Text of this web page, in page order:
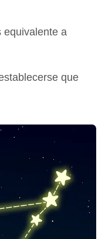
equivalente a
que